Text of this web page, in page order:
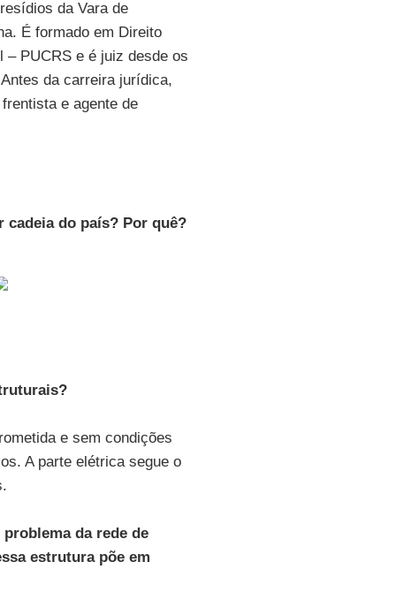
da Vara de
É formado em Direito
– PUCRS e é juiz desde os
da carreira jurídica,
e agente de
cadeia do país? Por quê?
e sem condições
A parte elétrica segue o
da rede de
estrutura põe em